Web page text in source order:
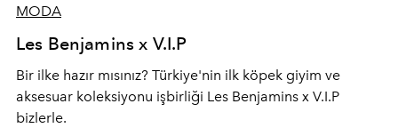
MODA
Les Benjamins x V.I.P
Bir ilke hazır mısınız? Türkiye'nin ilk köpek giyim ve
aksesuar koleksiyonu işbirliği Les Benjamins x V.I.P
bizlerle.